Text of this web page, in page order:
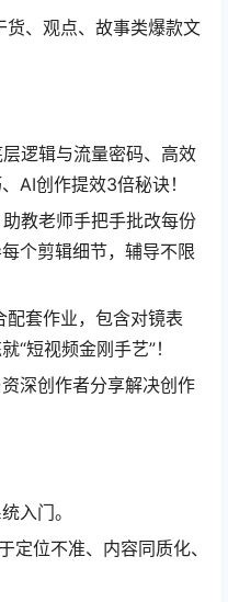
货、观点、故事类爆款文
层逻辑与流量密码、高效
AI创作提效3倍秘诀！
​ 助教老师手把手批改每份
个剪辑细节，辅导不限
配套作业，包含对镜表
“短视频金刚手艺”！
资深创作者分享解决创作
入门。
定位不准、内容同质化、